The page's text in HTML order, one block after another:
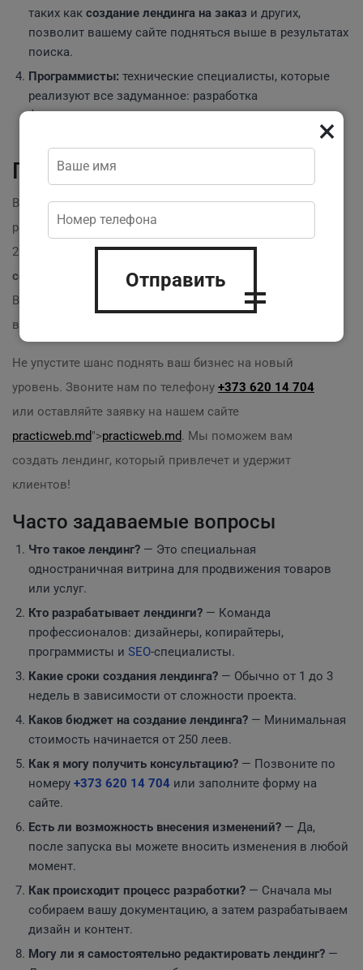
таких как создание лендинга на заказ и других,
позволит вашему сайте подняться выше в результатах
поиска.
Программисты: технические специалисты, которые
реализуют все задуманное: разработка
функциональности и интеграция с системами
Почему стоит выбрать нас?
Вместе сPracticWeb, у вас есть возможность
работать с профессиональными специалистами с
20-летним опытом. Мы готовы обеспечить
создание лендинга на заказс гарантией качества.
Вместо того, чтобы находить разных специалистов,
вы получите все услуги в одном месте! ?
Не упустите шанс поднять ваш бизнес на новый
уровень. Звоните нам по телефону +373 620 14 704
или оставляйте заявку на нашем сайте
practicweb.md">practicweb.md. Мы поможем вам
создать лендинг, который привлечет и удержит
клиентов!
Часто задаваемые вопросы
Что такое лендинг? — Это специальная
одностраничная витрина для продвижения товаров
или услуг.
Кто разрабатывает лендинги? — Команда
профессионалов: дизайнеры, копирайтеры,
программисты и SEO-специалисты.
Какие сроки создания лендинга? — Обычно от 1 до 3
недель в зависимости от сложности проекта.
Каков бюджет на создание лендинга? — Минимальная
стоимость начинается от 250 леев.
Как я могу получить консультацию? — Позвоните по
номеру +373 620 14 704 или заполните форму на
сайте.
Есть ли возможность внесения изменений? — Да,
после запуска вы можете вносить изменения в любой
момент.
Как происходит процесс разработки? — Сначала мы
собираем вашу документацию, а затем разрабатываем
дизайн и контент.
Могу ли я самостоятельно редактировать лендинг? —
×
Отправить